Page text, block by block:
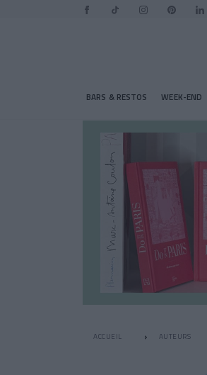
BARS & RESTOS WEEK-END
ACCUEIL AUTEURS